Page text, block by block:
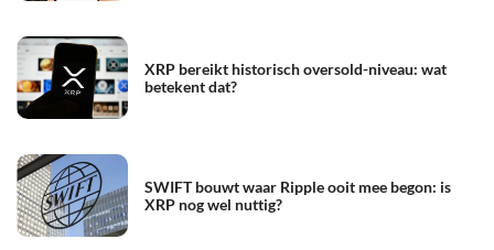
XRP bereikt historisch oversold-niveau: wat
betekent dat?
SWIFT bouwt waar Ripple ooit mee begon: is
XRP nog wel nuttig?